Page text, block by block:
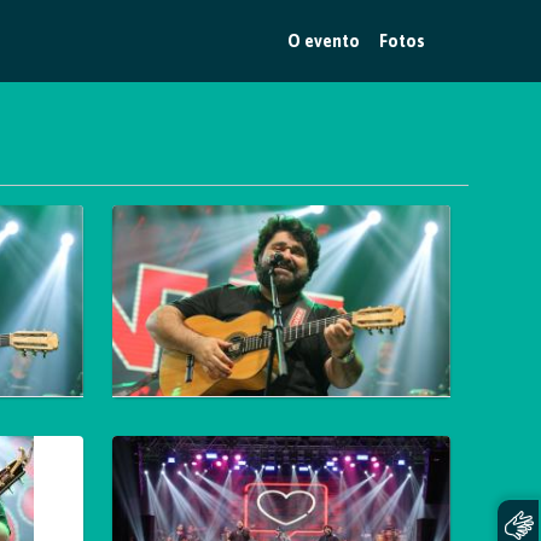
O evento Fotos